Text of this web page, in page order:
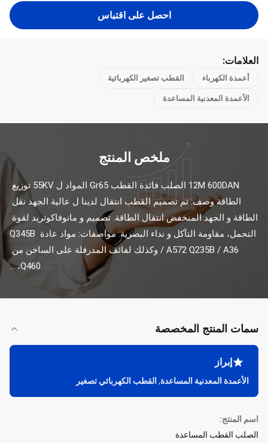
احصل على اقتباس
العلامات:
أعمدة الكهرباء القطب تصغير الكهربائية
الأعمدة المعدنية المساعدة
ملخص المنتج
التحمل، مقاومة التآكل و نداء البصرية. مواصفات: مواد عادة Q345B
Q460، ...
سمات المنتج المخصصة
إبراز
الأعمدة المعدنية المساعدة, القطب الكهربائي تصغير
اسم المنتج:
الصلب القطب المساعدة